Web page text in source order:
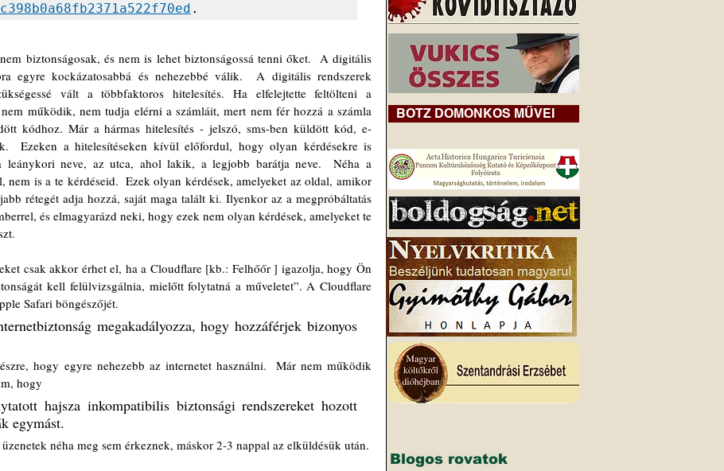
.
biztonságosak, és nem is lehet biztonságossá tenni őket.  A digitális
egyre kockázatosabbá és nehezebbé válik.  A digitális rendszerek
vált a többfaktoros hitelesítés. Ha elfelejtette feltölteni a
működik, nem tudja elérni a számláit, mert nem fér hozzá a számla
kódhoz. Már a hármas hitelesítés - jelszó, sms-ben küldött kód, e-
Ezeken a hitelesítéseken kívül előfordul, hogy olyan kérdésekre is
leánykori neve, az utca, ahol lakik, a legjobb barátja neve.  Néha a
nem is a te kérdéseid.  Ezek olyan kérdések, amelyeket az oldal, amikor
rétegét adja hozzá, saját maga talált ki. Ilyenkor az a megpróbáltatás
és elmagyarázd neki, hogy ezek nem olyan kérdések, amelyeket te
csak akkor érhet el, ha a Cloudflare [kb.: Felhőőr ] igazolja, hogy Ön
kell felülvizsgálnia, mielőtt folytatná a műveletet”. A Cloudflare
Safari böngészőjét.
megakadályozza, hogy hozzáférjek bizonyos
hogy egyre nehezebb az internetet használni.  Már nem működik
hogy
hajsza inkompatibilis biztonsági rendszereket hozott
egymást.
néha meg sem érkeznek, máskor 2-3 nappal az elküldésük után.
BOTZ DOMONKOS MŰVEI
Blogos rovatok